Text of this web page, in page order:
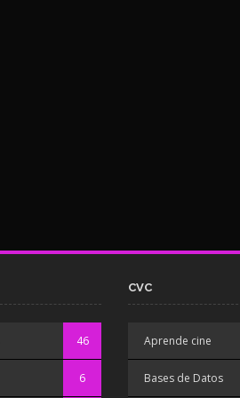
46
6
CVC
Aprende cine
Bases de Datos